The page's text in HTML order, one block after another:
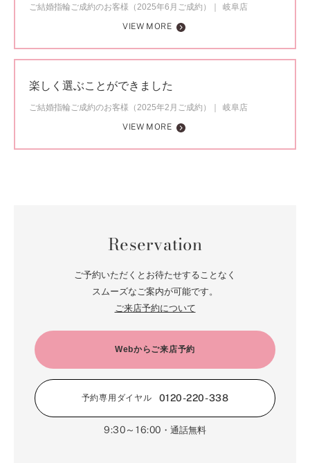
ご結婚指輪ご成約のお客様（2025年6月ご成約）
岐阜店
VIEW MORE
楽しく選ぶことができました
ご結婚指輪ご成約のお客様（2025年2月ご成約）
岐阜店
VIEW MORE
Reservation
ご予約いただくとお待たせすることなく
スムーズなご案内が可能です。
ご来店予約について
Webからご来店予約
予約専用ダイヤル 0120-220-338
9:30～16:00 ・通話無料